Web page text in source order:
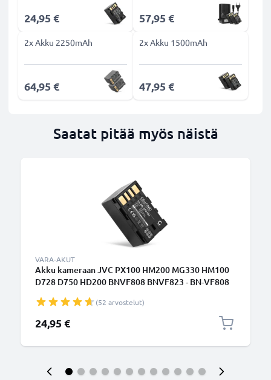
24,95 € 57,95 €
2x Akku 2250mAh
64,95 €
2x Akku 1500mAh
47,95 €
Saatat pitää myös näistä
VARA-AKUT
Akku kameraan JVC PX100 HM200 MG330 HM100
D728 D750 HD200 BNVF808 BNVF823 - BN-VF808
tuotemerkiltä CELLONIC
(52 arvostelut)
24,95 €